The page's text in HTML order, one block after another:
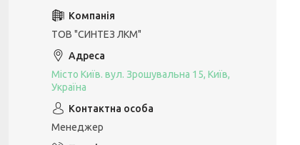
ТОВ "СИНТЕЗ ЛКМ"
Місто Київ. вул. Зрошувальна 15, Київ,
Україна
Менеджер